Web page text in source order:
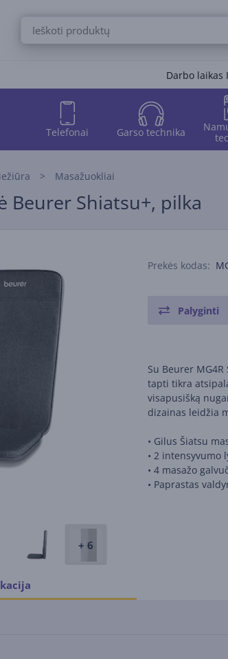
Darbo laikas
Telefonai Garso technika
Masažuokliai
Beurer Shiatsu+, pilka
+ 6
Prekės kodas:
Palyginti
Su Beurer
tapti tikra
visapusišką
dizainas leidžia
• Gilus Šiatsu
• 2 intensyvumo
• 4 masažo
• Paprastas